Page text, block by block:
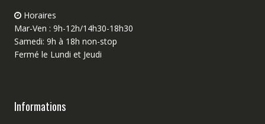
Horaires
Mar-Ven : 9h-12h/14h30-18h30
Samedi: 9h à 18h non-stop
Fermé le Lundi et Jeudi
Informations